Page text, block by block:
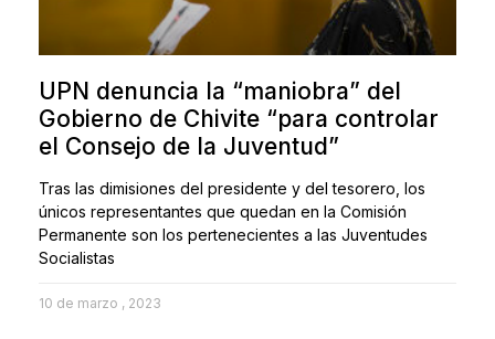
UPN denuncia la “maniobra” del
Gobierno de Chivite “para controlar
el Consejo de la Juventud”
Tras las dimisiones del presidente y del tesorero, los
únicos representantes que quedan en la Comisión
Permanente son los pertenecientes a las Juventudes
Socialistas
10 de marzo , 2023